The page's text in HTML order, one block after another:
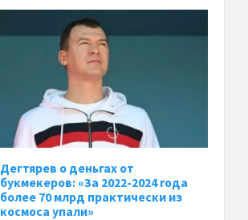
Дегтярев о деньгах от
букмекеров: «За 2022-2024 года
более 70 млрд практически из
космоса упали»